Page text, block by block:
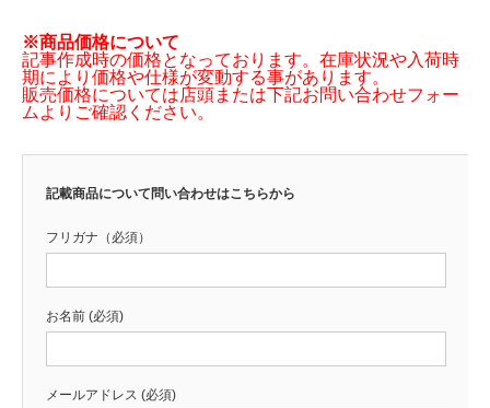
※商品価格について
記事作成時の価格となっております。在庫状況や入荷時
期により価格や仕様が変動する事があります。
販売価格については店頭または下記お問い合わせフォー
ムよりご確認ください。
記載商品について問い合わせはこちらから
フリガナ（必須）
お名前 (必須)
メールアドレス (必須)